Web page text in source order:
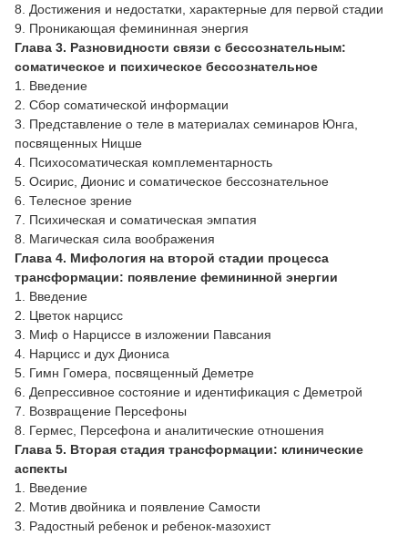
8. Достижения и недостатки, характерные для первой стадии
9. Проникающая фемининная энергия
Глава 3. Разновидности связи с бессознательным:
соматическое и психическое бессознательное
1. Введение
2. Сбор соматической информации
3. Представление о теле в материалах семинаров Юнга,
посвященных Ницше
4. Психосоматическая комплементарность
5. Осирис, Дионис и соматическое бессознательное
6. Телесное зрение
7. Психическая и соматическая эмпатия
8. Магическая сила воображения
Глава 4. Мифология на второй стадии процесса
трансформации: появление фемининной энергии
1. Введение
2. Цветок нарцисс
3. Миф о Нарциссе в изложении Павсания
4. Нарцисс и дух Диониса
5. Гимн Гомера, посвященный Деметре
6. Депрессивное состояние и идентификация с Деметрой
7. Возвращение Персефоны
8. Гермес, Персефона и аналитические отношения
Глава 5. Вторая стадия трансформации: клинические
аспекты
1. Введение
2. Мотив двойника и появление Самости
3. Радостный ребенок и ребенок-мазохист